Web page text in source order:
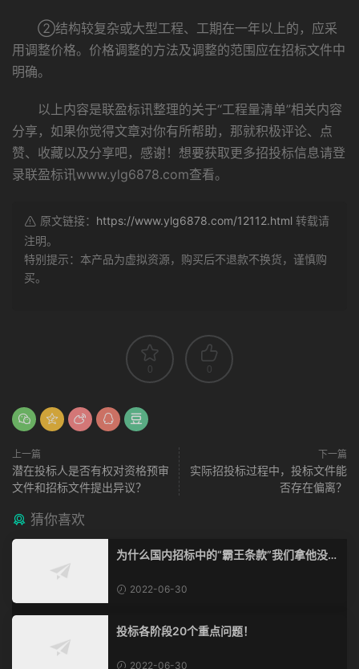
②结构较复杂或大型工程、工期在一年以上的，应采
用调整价格。价格调整的方法及调整的范围应在招标文件中
明确。
以上内容是联盈标讯整理的关于“工程量清单”相关内容
分享，如果你觉得文章对你有所帮助，那就积极评论、点
赞、收藏以及分享吧，感谢！想要获取更多招投标信息请登
录联盈标讯www.ylg6878.com查看。
原文链接： https://www.ylg6878.com/12112.html 转载请
注明。
特别提示：本产品为虚拟资源，购买后不退款不换货，谨慎购
买。
0 0
上一篇
潜在投标人是否有权对资格预审
文件和招标文件提出异议？
下一篇
实际招投标过程中，投标文件能
否存在偏离？
猜你喜欢
为什么国内招标中的“霸王条款”我们拿他没脾
2022-06-30
投标各阶段20个重点问题！
2022-06-30